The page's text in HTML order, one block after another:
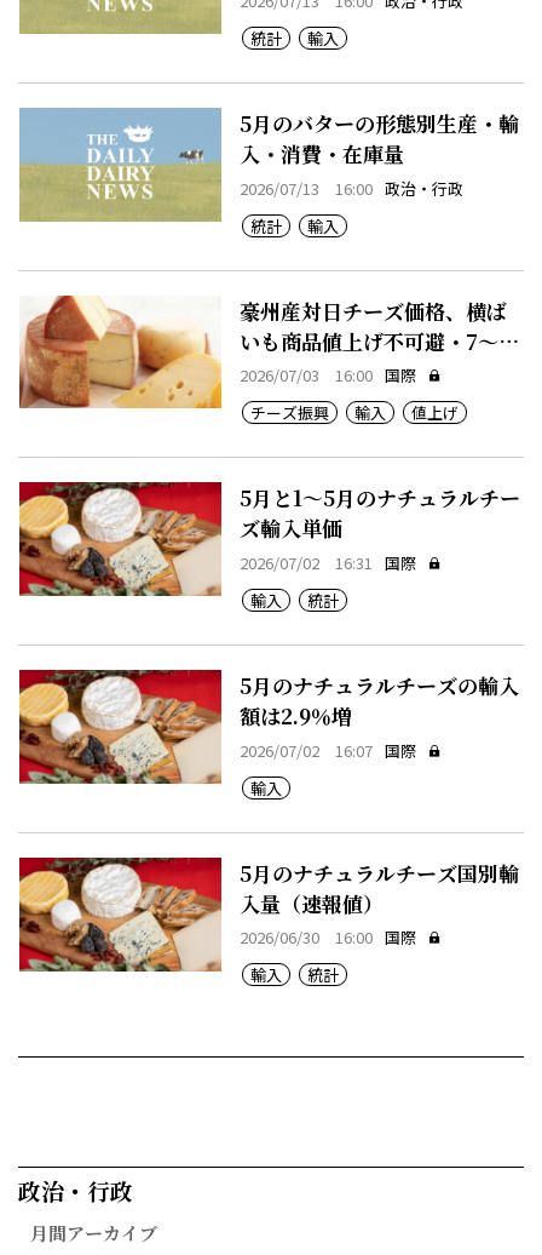
統計
輸入
5月のバターの形態別生産・輸
入・消費・在庫量
2026/07/13 16:00 政治・行政
統計
輸入
豪州産対日チーズ価格、横ば
いも商品値上げ不可避・7～12
月期
2026/07/03 16:00 国際
チーズ振興
輸入 値上げ
5月と1～5月のナチュラルチー
ズ輸入単価
2026/07/02 16:31 国際
輸入
統計
5月のナチュラルチーズの輸入
額は2.9％増
2026/07/02 16:07 国際
輸入
5月のナチュラルチーズ国別輸
入量（速報値）
2026/06/30 16:00 国際
輸入
統計
政治・行政​
月間アーカイブ